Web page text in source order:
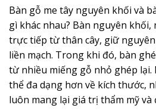
Bàn gỗ me tây nguyên khối và
gì khác nhau? Bàn nguyên
trực tiếp từ thân cây, giữ
liền mạch. Trong khi đó, bàn
từ nhiều miếng gỗ nhỏ ghép lại.
thể đa dạng hơn về kích thước,
luôn mang lại giá trị thẩm mỹ